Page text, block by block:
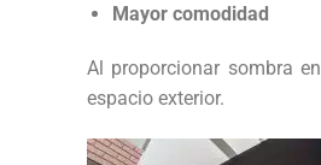
Mayor comodidad
Al proporcionar sombra
espacio exterior.